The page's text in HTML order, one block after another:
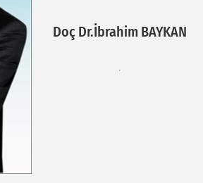
Doç Dr.İbrahim BAYKAN